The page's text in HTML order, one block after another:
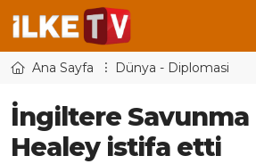
Ana Sayfa Dünya - Diplomasi
İngiltere Savunma
Healey istifa etti